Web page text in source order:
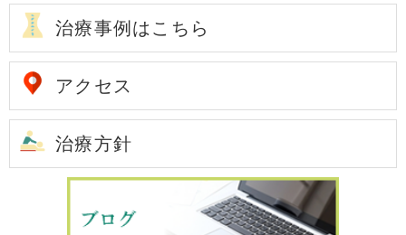
治療事例はこちら
アクセス
治療方針